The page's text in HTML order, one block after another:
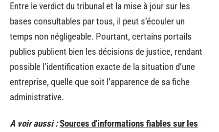
Entre le verdict du tribunal et la mise à jour sur les
bases consultables par tous, il peut s’écouler un
temps non négligeable. Pourtant, certains portails
publics publient bien les décisions de justice, rendant
possible l’identification exacte de la situation d’une
entreprise, quelle que soit l’apparence de sa fiche
administrative.
A voir aussi :Sources d'informations fiables sur les